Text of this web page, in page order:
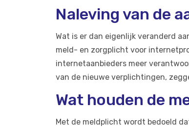
Naleving van de
Wat is er dan eigenlijk veranderd
meld- en zorgplicht voor
internetaanbieders meer
van de nieuwe verplichtingen,
Wat houden de
Met de meldplicht wordt bedoeld